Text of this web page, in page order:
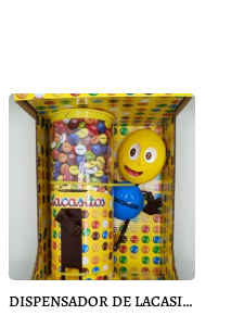
DISPENSADOR DE LACASITOS (150G)